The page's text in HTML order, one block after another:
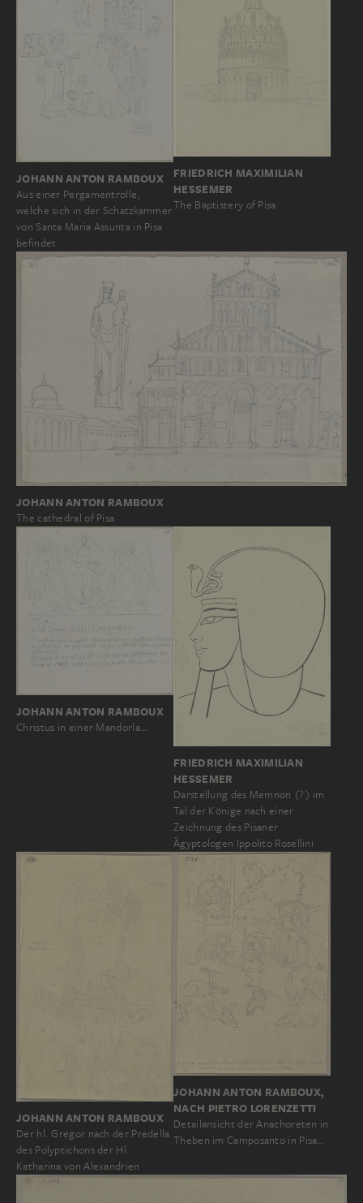
JOHANN ANTON RAMBOUX
Aus einer Pergamentrolle,
welche sich in der Schatzkammer
von Santa Maria Assunta in Pisa
befindet
FRIEDRICH MAXIMILIAN
HESSEMER
The Baptistery of Pisa
JOHANN ANTON RAMBOUX
The cathedral of Pisa
JOHANN ANTON RAMBOUX
Christus in einer Mandorla…
FRIEDRICH MAXIMILIAN
HESSEMER
Darstellung des Memnon (?) im
Tal der Könige nach einer
Zeichnung des Pisaner
Ägyptologen Ippolito Rosellini
JOHANN ANTON RAMBOUX
Der hl. Gregor nach der Predella
des Polyptichons der Hl.
Katharina von Alexandrien
JOHANN ANTON RAMBOUX,
NACH PIETRO LORENZETTI
Detailansicht der Anachoreten in
Theben im Camposanto in Pisa…